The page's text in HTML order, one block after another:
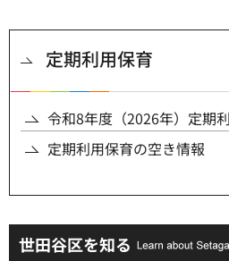
定期利用保育
令和8年度（2026年）定期
定期利用保育の空き情報
世田谷区を知る